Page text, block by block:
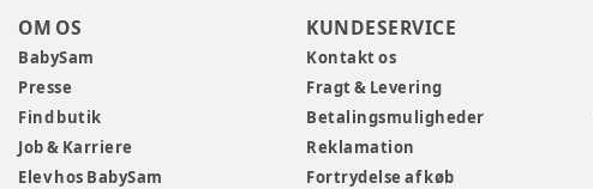
OM OS
BabySam
Presse
Find butik
Job & Karriere
Elev hos BabySam
KUNDESERVICE
Kontakt os
Fragt & Levering
Betalingsmuligheder
Reklamation
Fortrydelse af køb